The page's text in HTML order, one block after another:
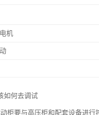
机
如何去调试
柜要与高压柜和配套设备进